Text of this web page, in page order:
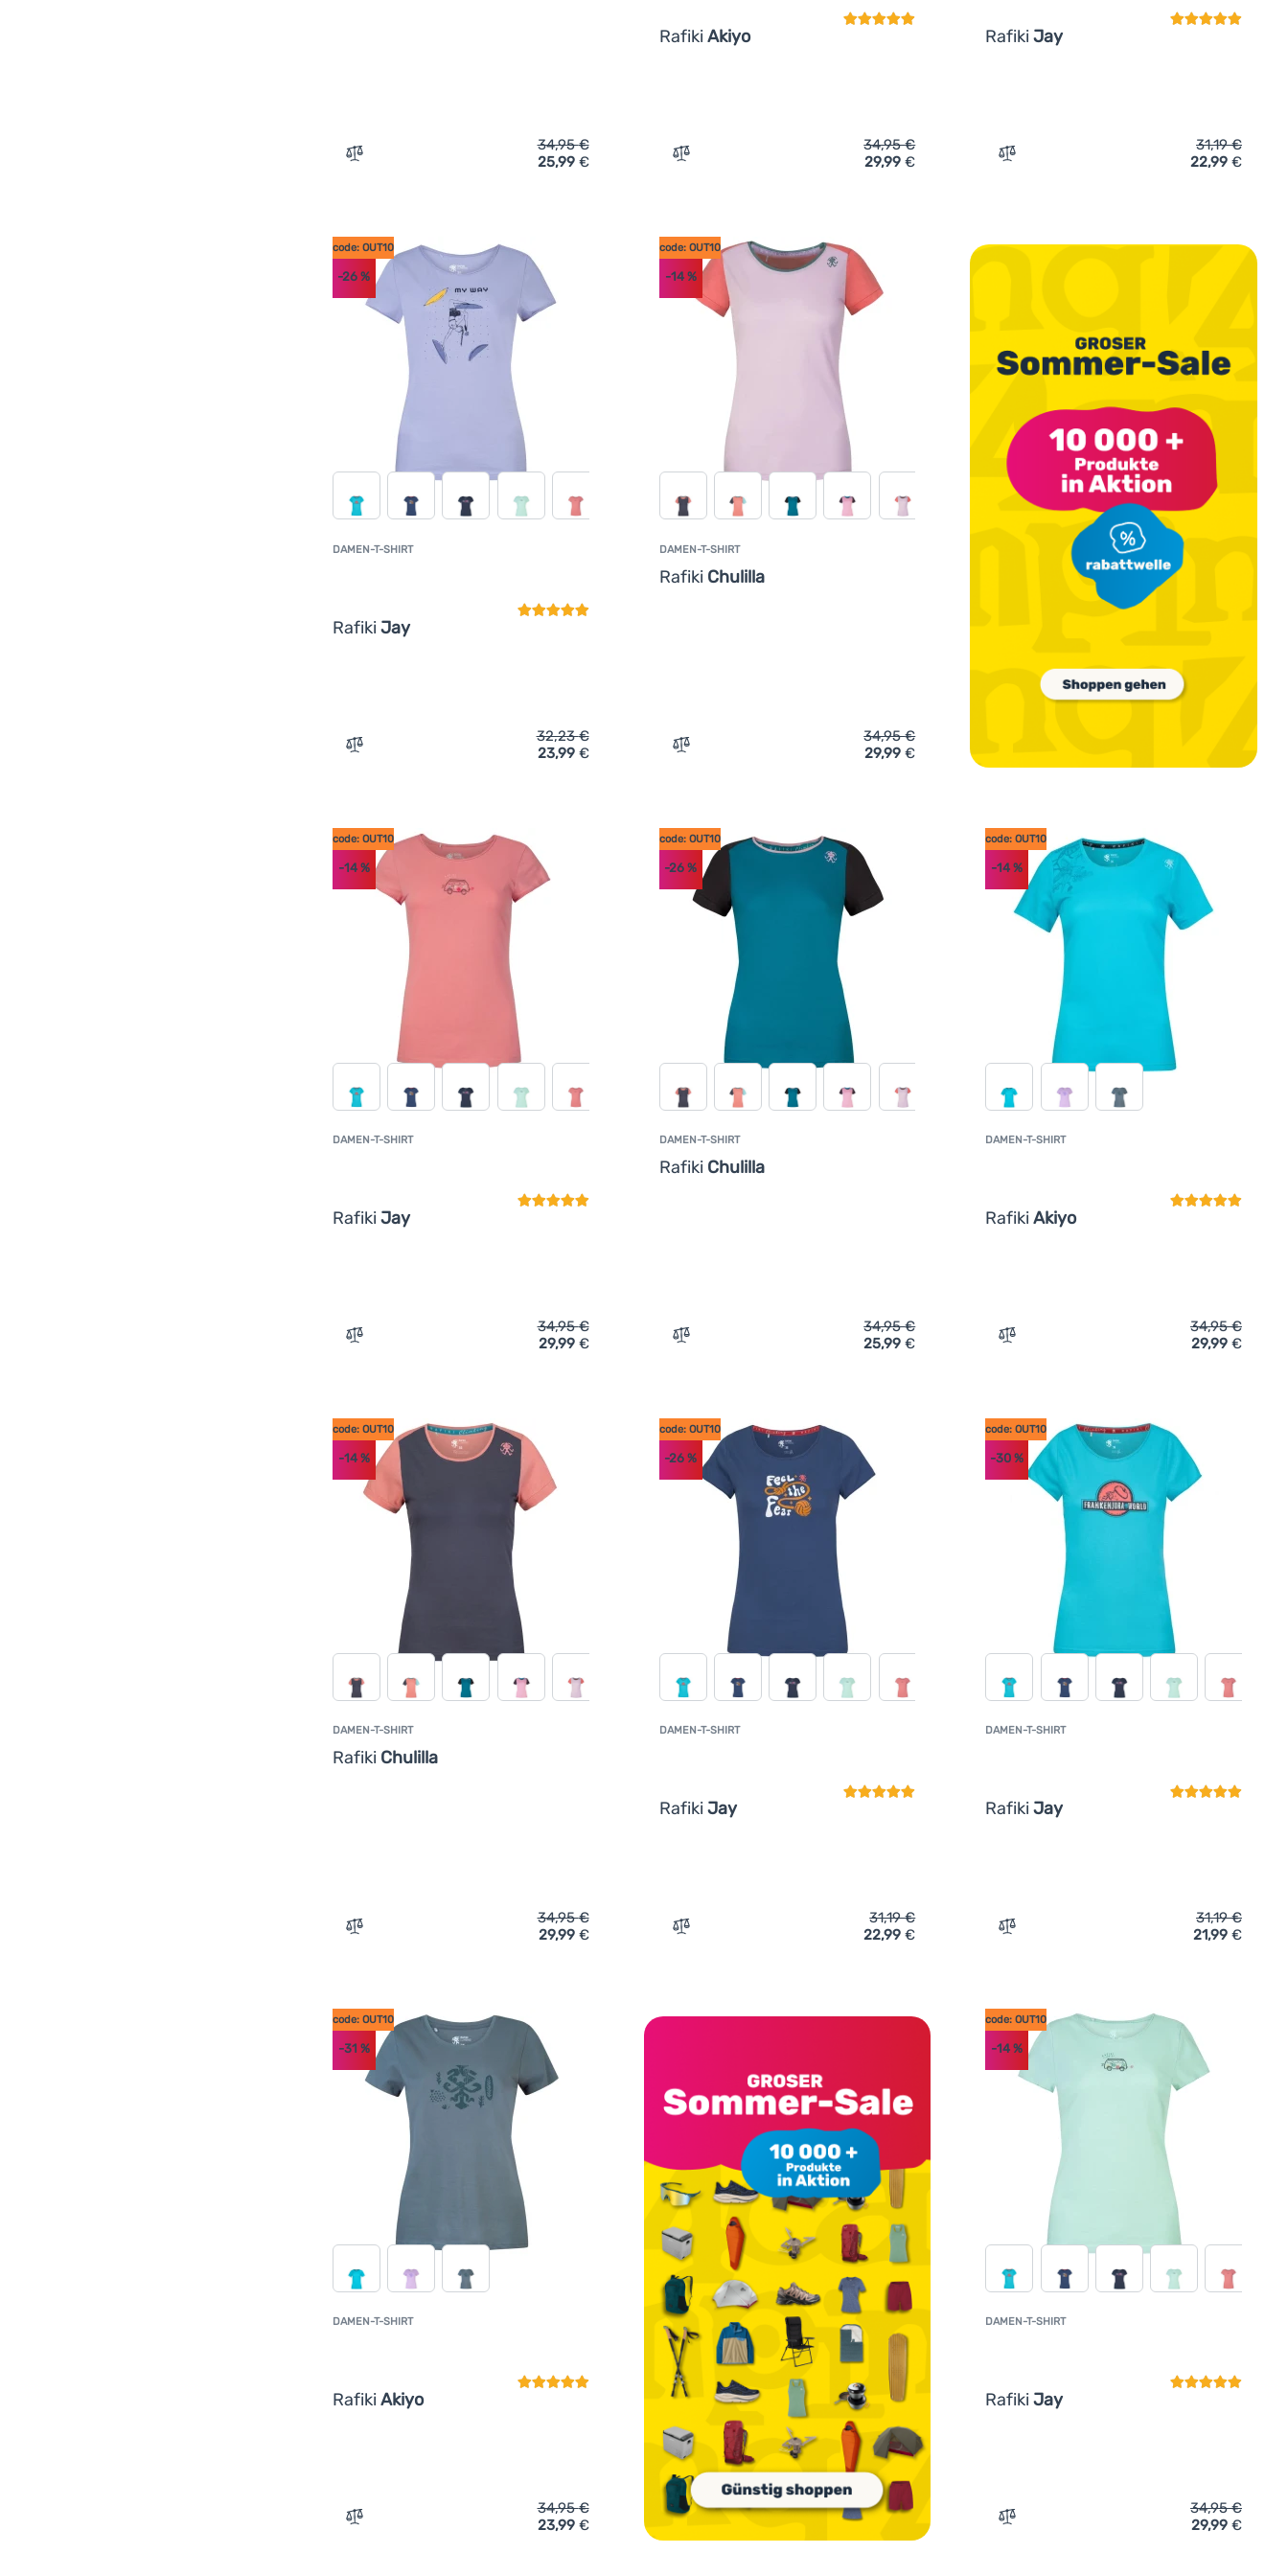
Zum Vergleich 'Damen-T-Shirt Rafiki Chulilla' hinzufügen
34,95€
25,99 €
Rafiki Akiyo
Zum Vergleich 'Damen-T-Shirt Rafiki Akiyo' hinzufügen
34,95€
29,99€
RafikiJay
Zum Vergleich 'Damen-T-Shirt Rafiki
31,19€
22,99 €
DAMEN-T-SHIRT
Rafiki Jay
code: OUT10
-26 %
Zum Vergleich 'Damen-T-Shirt Rafiki Jay' hinzufügen
32,23€
23,99 €
DAMEN-T-SHIRT
Rafiki Chulilla
code: OUT10
-14%
Zum Vergleich 'Damen-T-Shirt Rafiki Chulilla' hinzufügen
34,95€
29,99€
DAMEN-T-SHIRT
Rafiki Jay
code: OUT10
-14%
Zum Vergleich 'Damen-T-Shirt Rafiki Jay' hinzufügen
34,95€
29,99 €
DAMEN-T-SHIRT
Rafiki Chulilla
code: OUT10
-26 %
Zum Vergleich 'Damen-T-Shirt Rafiki Chulilla' hinzufügen
34,95€
25,99€
DAMEN-T-SHIRT
RafikiAkiyo
code: OUT10
-14 %
Zum Vergleich 'Damen-T-Shirt Rafiki
34,95€
29,99 €
DAMEN-T-SHIRT
Rafiki Chulilla
code: OUT10
-14%
Zum Vergleich 'Damen-T-Shirt Rafiki Chulilla' hinzufügen
34,95€
29,99 €
DAMEN-T-SHIRT
Rafiki Jay
code: OUT10
-26 %
Zum Vergleich 'Damen-T-Shirt Rafiki Jay' hinzufügen
31,19€
22,99€
DAMEN-T-SHIRT
RafikiJay
code: OUT10
-30 %
Zum Vergleich 'Damen-T-Shirt Rafiki
31,19€
21,99 €
DAMEN-T-SHIRT
Rafiki Akiyo
code: OUT10
-31 %
Zum Vergleich 'Damen-T-Shirt Rafiki Akiyo' hinzufügen
34,95€
23,99 €
DAMEN-T-SHIRT
RafikiJay
code: OUT10
-14 %
Zum Vergleich 'Damen-T-Shirt Rafiki
34,95€
29,99 €